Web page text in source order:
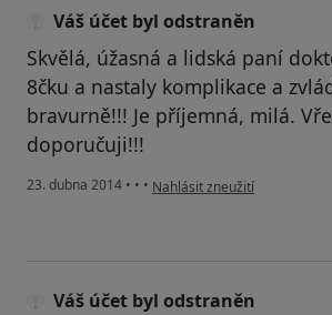
Váš účet byl odstraněn
Skvělá, úžasná a lidská paní
8čku a nastaly komplikace a
bravurně!!! Je příjemná, milá.
doporučuji!!!
23. dubna 2014 • • • podle názoru uživatele Váš
Nahlásit zneužití
Váš účet byl odstraněn